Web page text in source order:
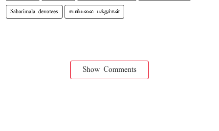
Sabarimala devotees சபரிமலை பக்தர்கள்
Show Comments